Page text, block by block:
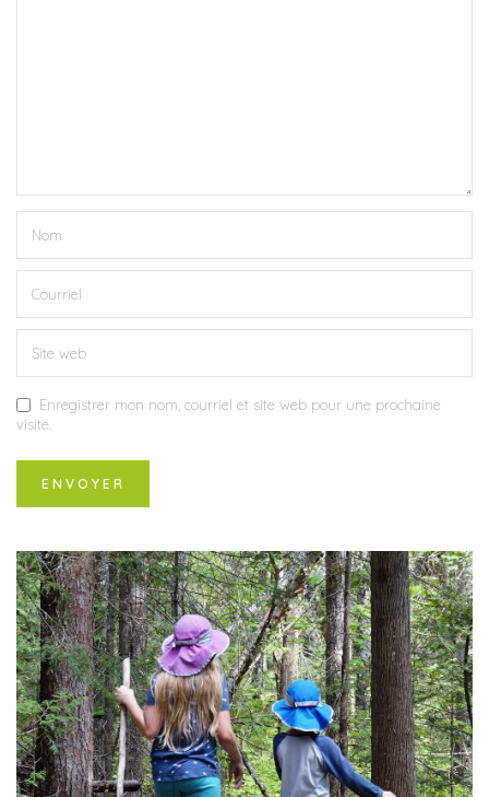
Enregistrer mon nom, courriel et site web pour une prochaine
visite.